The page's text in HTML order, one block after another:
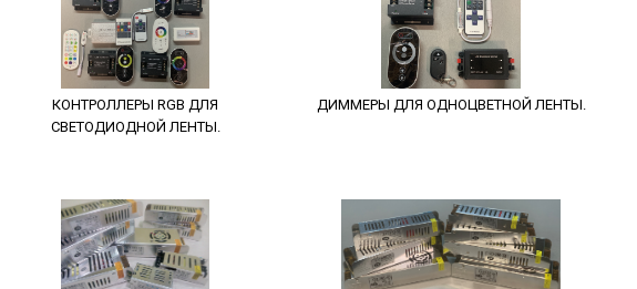
КОНТРОЛЛЕРЫ RGB ДЛЯ
СВЕТОДИОДНОЙ ЛЕНТЫ.
ДИММЕРЫ ДЛЯ ОДНОЦВЕТНОЙ ЛЕНТЫ.